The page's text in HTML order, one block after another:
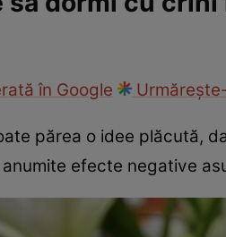
în Google
părea o idee plăcută,
efecte negative